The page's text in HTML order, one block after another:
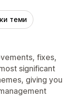
теми
fixes,
significant
giving you